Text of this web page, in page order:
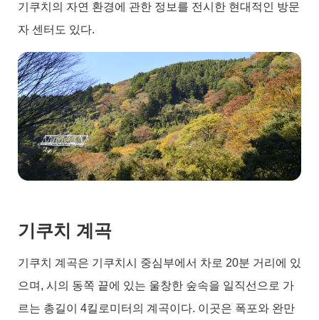
기쿠치의 자연 환경에 관한 정보를 전시한 현대적인 방문
자 센터도 있다.
기쿠치 계곡
기쿠치 계곡은 기쿠치시 중심부에서 차로 20분 거리에 있
으며, 시의 동쪽 끝에 있는 울창한 숲속을 일직선으로 가
르는 총길이 4킬로미터의 계곡이다. 이곳은 폭포와 완만